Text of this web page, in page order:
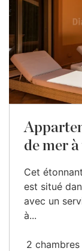
de mer
Cet
est situé
avec un
à...
2 chambres